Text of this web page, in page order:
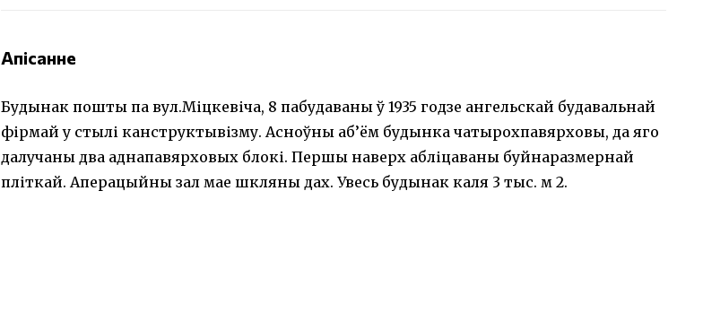
Апісанне
Будынак пошты па вул.Міцкевіча, 8 пабудаваны ў 1935 годзе ангельскай будавальнай
фірмай у стылі канструктывізму. Асноўны аб’ём будынка чатырохпавярховы, да яго
далучаны два аднапавярховых блокі. Першы наверх абліцаваны буйнаразмернай
пліткай. Аперацыйны зал мае шкляны дах. Увесь будынак каля 3 тыс. м 2.